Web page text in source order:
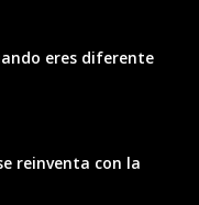
eres diferente
reinventa con la